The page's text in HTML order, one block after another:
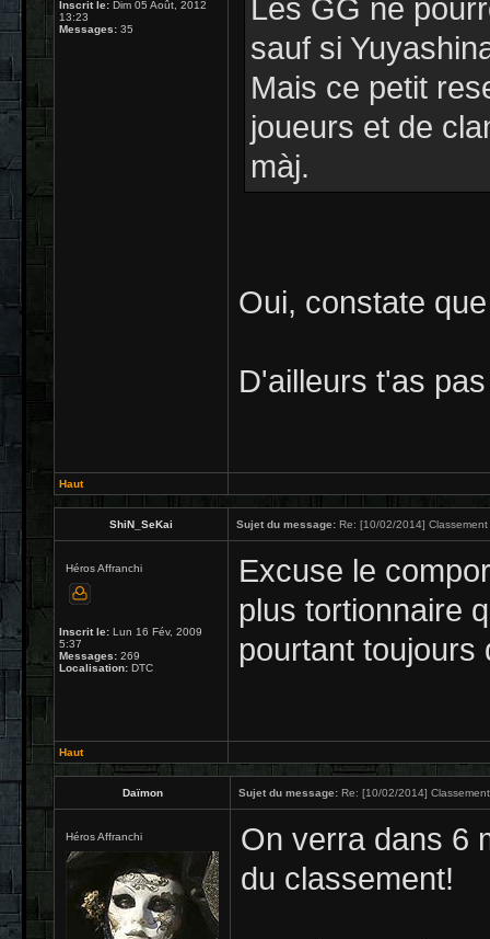
Inscrit le: Dim 05 Août, 2012
13:23
Messages: 35
Les GG ne
sauf si
Mais ce petit
joueurs et de
màj.
Oui, constate
D'ailleurs t'as
Haut
ShiN_SeKai Sujet du message: Re: [10/02/2014]
Héros Affranchi
Inscrit le: Lun 16 Fév, 2009
5:37
Messages: 269
Localisation: DTC
Excuse le
plus tortionnaire
pourtant toujours
Haut
Daïmon Sujet du message: Re: [10/02/2014]
Héros Affranchi
On verra dans 6
du classement!